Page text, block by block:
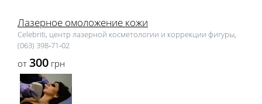
Лазерное омоложение кожи
Celebriti, центр лазерной косметологии и коррекции фигуры,
(063) 398‑71‑02
от 300 грн